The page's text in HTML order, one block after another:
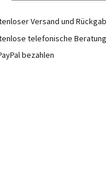
Versand und
telefonische Beratung
bezahlen